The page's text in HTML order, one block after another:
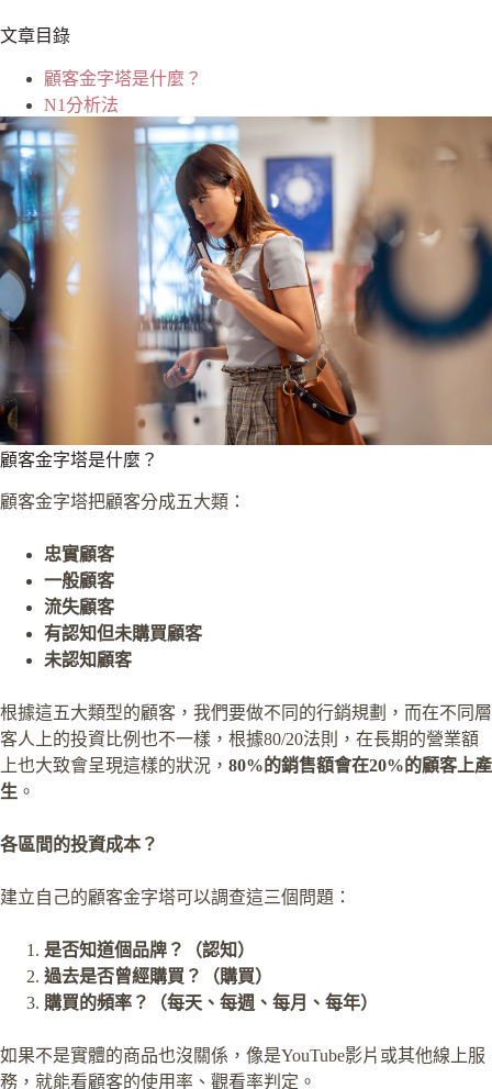
文章目錄
顧客金字塔是什麼？
N1分析法
顧客金字塔是什麼？
顧客金字塔把顧客分成五大類：
忠實顧客
一般顧客
流失顧客
有認知但未購買顧客
未認知顧客
根據這五大類型的顧客，我們要做不同的行銷規劃，而在不同層
客人上的投資比例也不一樣，根據80/20法則，在長期的營業額
上也大致會呈現這樣的狀況， 80%的銷售額會在20%的顧客上產
生 。
各區間的投資成本？
建立自己的顧客金字塔可以調查這三個問題：
是否知道個品牌？（認知）
過去是否曾經購買？（購買）
購買的頻率？（每天、每週、每月、每年）
如果不是實體的商品也沒關係，像是YouTube影片或其他線上服
務，就能看顧客的使用率、觀看率判定。